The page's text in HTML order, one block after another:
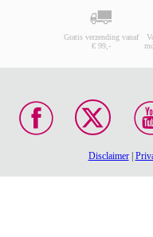
Gratis verzending vanaf
€ 99,-
Disclaimer|